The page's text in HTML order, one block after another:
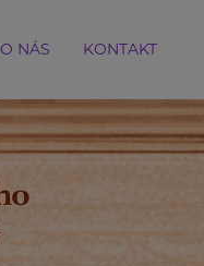
O NÁS KONTAKT